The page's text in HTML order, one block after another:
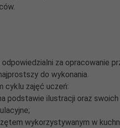
za opracowanie
do wykonania.
cyklu zajęć uczeń:
podstawie ilustracji oraz
wykorzystywanym w